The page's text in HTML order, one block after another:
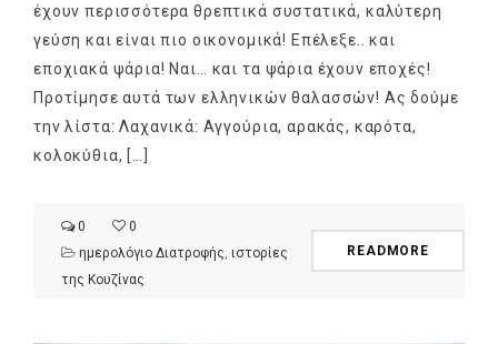
έχουν περισσότερα θρεπτικά συστατικά, καλύτερη
γεύση και είναι πιο οικονομικά! Επέλεξε.. και
εποχιακά ψάρια! Ναι… και τα ψάρια έχουν εποχές!
Προτίμησε αυτά των ελληνικών θαλασσών! Ας δούμε
την λίστα: Λαχανικά: Αγγούρια, αρακάς, καρότα,
κολοκύθια, […]
0
0
ημερολόγιο Διατροφής, ιστορίες
της Κουζίνας
READMORE